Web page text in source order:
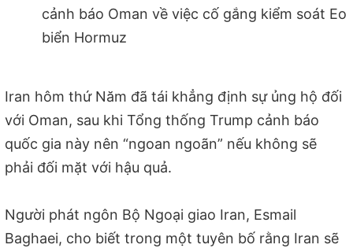
cảnh báo Oman về việc cố gắng kiểm soát Eo
biển Hormuz
Iran hôm thứ Năm đã tái khẳng định sự ủng hộ đối
với Oman, sau khi Tổng thống Trump cảnh báo
quốc gia này nên “ngoan ngoãn” nếu không sẽ
phải đối mặt với hậu quả.
Người phát ngôn Bộ Ngoại giao Iran, Esmail
Baghaei, cho biết trong một tuyên bố rằng Iran sẽ